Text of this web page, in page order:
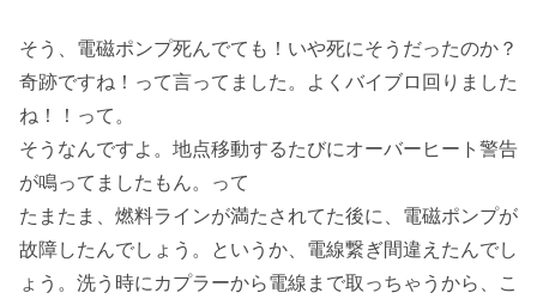
そう、電磁ポンプ死んでても！いや死にそうだったのか？
奇跡ですね！って言ってました。よくバイブロ回りました
ね！！って。
そうなんですよ。地点移動するたびにオーバーヒート警告
が鳴ってましたもん。って
たまたま、燃料ラインが満たされてた後に、電磁ポンプが
故障したんでしょう。というか、電線繋ぎ間違えたんでし
ょう。洗う時にカプラーから電線まで取っちゃうから、こ